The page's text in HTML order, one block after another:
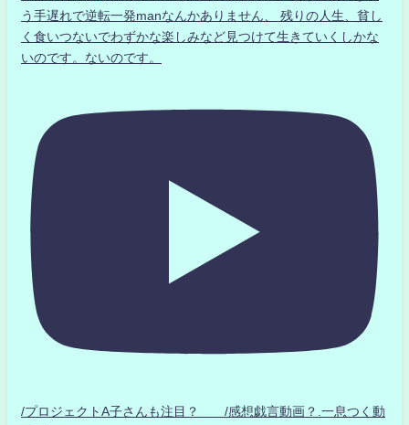
う手遅れで逆転一発manなんかありません、 残りの人生、貧し
く食いつないでわずかな楽しみなど見つけて生きていくしかな
いのです。ないのです。
/プロジェクトA子さんも注目？ /感想戯言動画？.一息つく動